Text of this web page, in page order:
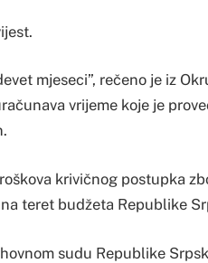
mjeseci”, rečeno je iz
vrijeme koje je
krivičnog postupka
teret budžeta Republike
sudu Republike